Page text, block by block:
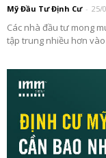
Mỹ Đầu Tư Định Cư - 25/
Các nhà đầu tư mong
tập trung nhiều hơn